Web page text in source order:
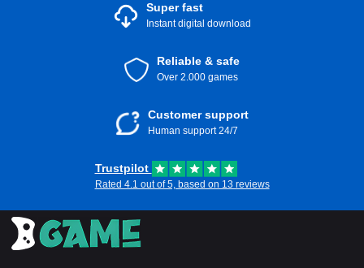
Super fast
Instant digital download
Reliable & safe
Over 2.000 games
Customer support
Human support 24/7
Trustpilot
Rated 4.1 out of 5, based on 13 reviews